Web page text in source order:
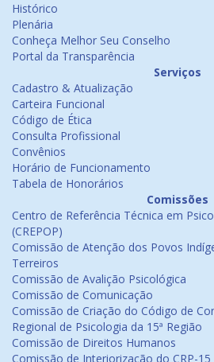
Histórico
Plenária
Conheça Melhor Seu Conselho
Portal da Transparência
Serviços
Cadastro & Atualização
Carteira Funcional
Código de Ética
Consulta Profissional
Convênios
Horário de Funcionamento
Tabela de Honorários
Comissões
Centro de Referência Técnica em
(CREPOP)
Comissão de Atenção dos Povos
Terreiros
Comissão de Avalição Psicológica
Comissão de Comunicação
Comissão de Criação do Código de
Regional de Psicologia da 15ª Região
Comissão de Direitos Humanos
Comissão de Interiorização do CRP-15